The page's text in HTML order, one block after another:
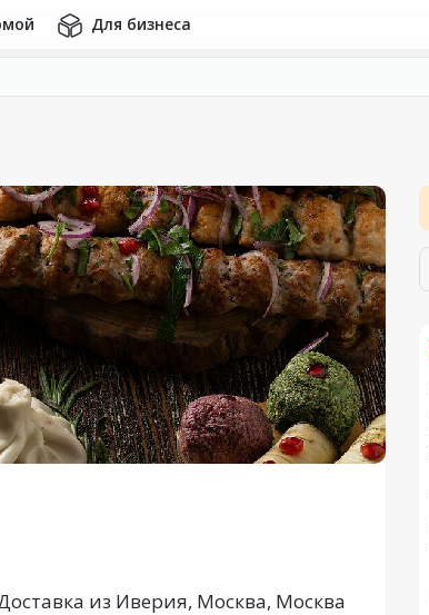
Для бизнеса
из Иверия, Москва, Москва